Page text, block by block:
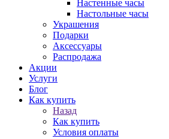
Настенные часы
Настольные часы
Украшения
Подарки
Аксессуары
Распродажа
Акции
Услуги
Блог
Как купить
Назад
Как купить
Условия оплаты